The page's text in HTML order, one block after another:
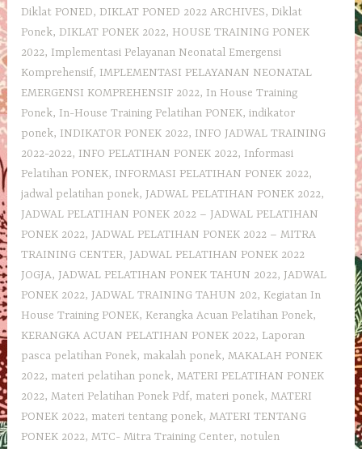
Diklat PONED,DIKLAT PONED 2022 ARCHIVES,Diklat
Ponek,DIKLAT PONEK 2022, HOUSE TRAINING PONEK
2022, Implementasi Pelayanan Neonatal Emergensi
Komprehensif, IMPLEMENTASI PELAYANAN NEONATAL
EMERGENSI KOMPREHENSIF 2022, In House Training
Ponek, In-House Training Pelatihan PONEK,indikator
ponek, INDIKATOR PONEK 2022, INFO JADWAL TRAINING
2022-2022, INFO PELATIHAN PONEK 2022, Informasi
Pelatihan PONEK, INFORMASI PELATIHAN PONEK 2022,
jadwal pelatihan ponek, JADWAL PELATIHAN PONEK 2022,
JADWAL PELATIHAN PONEK 2022 – JADWAL PELATIHAN
PONEK 2022, JADWAL PELATIHAN PONEK 2022 – MITRA
TRAINING CENTER, JADWAL PELATIHAN PONEK 2022
JOGJA, JADWAL PELATIHAN PONEK TAHUN 2022, JADWAL
PONEK 2022, JADWAL TRAINING TAHUN 202, Kegiatan In
House Training PONEK, Kerangka Acuan Pelatihan Ponek,
KERANGKA ACUAN PELATIHAN PONEK 2022, Laporan
pasca pelatihan Ponek, makalah ponek,MAKALAH PONEK
2022, materi pelatihan ponek,MATERI PELATIHAN PONEK
2022,Materi Pelatihan Ponek Pdf, materi ponek,MATERI
PONEK 2022, materi tentang ponek,MATERI TENTANG
PONEK 2022,MTC- Mitra Training Center, notulen